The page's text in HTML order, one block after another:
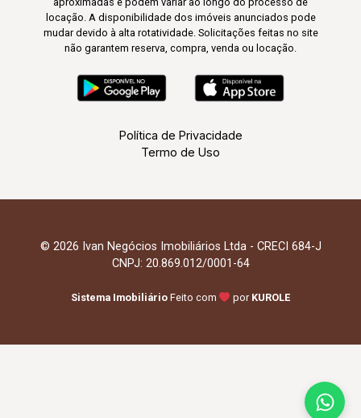
locação. A disponibilidade dos imóveis anunciados pode
mudar devido à alta rotatividade. Solicitações feitas no site
não garantem reserva, compra, venda ou locação.
Política de Privacidade
Termo de Uso
© 2026 Ivan Negócios Imobiliários Ltda - CRECI 684-J
CNPJ: 20.869.012/0001-64
Sistema Imobiliário Feito com por KUROLE